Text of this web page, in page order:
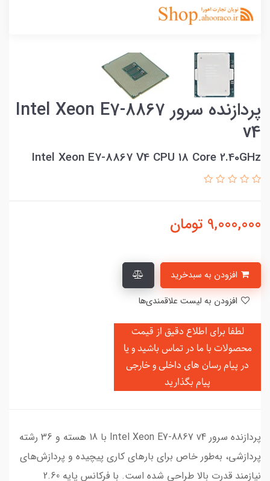
پردازنده سرور Intel Xeon E7-8867
v4
Intel Xeon E7-8867 V4 CPU 18 Core 2.40GHz
9,000,000 تومان
لطفا برای اطلاع دقیق از قیمت
محصولات با ما در تماس باشید و یا
در پیام رسان های داخلی و خارجی
پیام بگذارید
پردازنده سرور Intel Xeon E7-8867 v4 با 18 هسته و 36 رشته
پردازشی، به‌طور خاص برای بارهای کاری پیچیده و پردازش‌های
نیازمند قدرت بالا طراحی شده است. با فرکانس پایه 2.60